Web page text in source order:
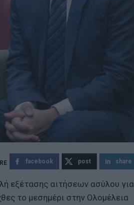
facebook post share
εξέτασης αιτήσεων ασύλου για
το μεσημέρι στην Ολομέλεια